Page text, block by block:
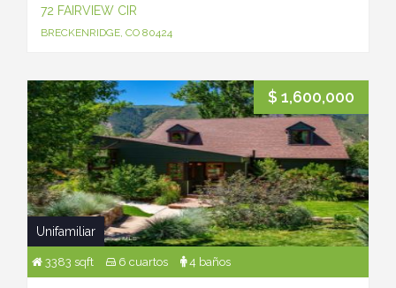
72 FAIRVIEW CIR
BRECKENRIDGE, CO 80424
$ 1,600,000
Unifamiliar
3383 sqft 6 cuartos 4 baños